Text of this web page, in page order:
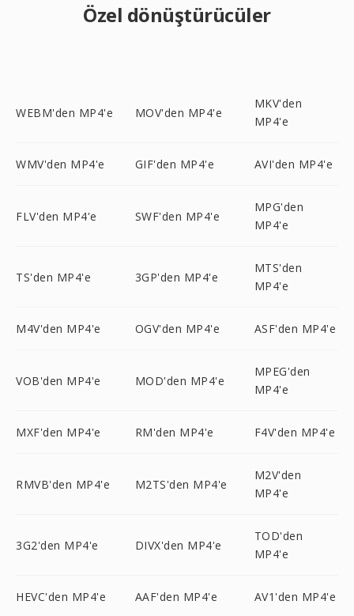
Özel dönüştürücüler
WEBM'den MP4'e MOV'den MP4'e
MKV'den
MP4'e
WMV'den MP4'e GIF'den MP4'e AVI'den MP4'e
FLV'den MP4'e SWF'den MP4'e
MPG'den
MP4'e
TS'den MP4'e 3GP'den MP4'e
MTS'den
MP4'e
M4V'den MP4'e OGV'den MP4'e ASF'den MP4'e
VOB'den MP4'e MOD'den MP4'e
MPEG'den
MP4'e
MXF'den MP4'e RM'den MP4'e F4V'den MP4'e
RMVB'den MP4'e M2TS'den MP4'e
M2V'den
MP4'e
3G2'den MP4'e DIVX'den MP4'e
TOD'den
MP4'e
HEVC'den MP4'e AAF'den MP4'e AV1'den MP4'e